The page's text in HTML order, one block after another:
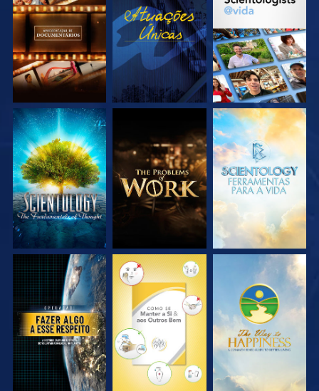
EXPLORE A SÉRIE VEJA EXPLORE A SÉRIE
EXPLORE A SÉRIE EXPLORE A SÉRIE EXPLORE A SÉRIE
VEJA VEJA VEJA